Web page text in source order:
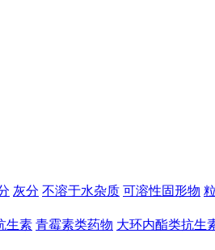
灰分 不溶于水杂质 可溶性固形物
生素 青霉素类药物 大环内酯类抗生